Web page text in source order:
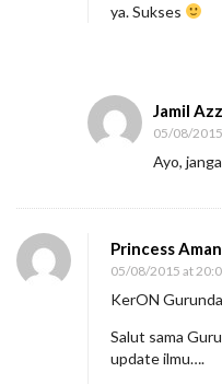
ya. Sukses
Jamil
05/08/
Ayo,
Princess
05/08/2015 at
KerON
Salut sama
update ilmu….